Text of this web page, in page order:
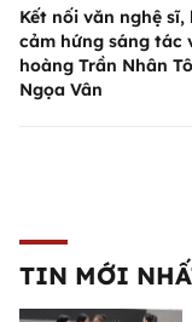
Kết nối văn nghệ
cảm hứng sáng tác
hoàng Trần Nhân
Ngọa Vân
TIN MỚI